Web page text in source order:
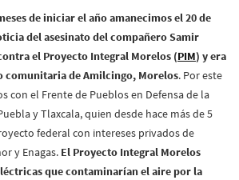
de iniciar el año amanecimos el 20 de
del asesinato del compañero Samir
el Proyecto Integral Morelos (PIM) y era
comunitaria de Amilcingo, Morelos. Por este
con el Frente de Pueblos en Defensa de la
y Tlaxcala, quien desde hace más de 5
federal con intereses privados de
y Enagas. El Proyecto Integral Morelos
que contaminarían el aire por la